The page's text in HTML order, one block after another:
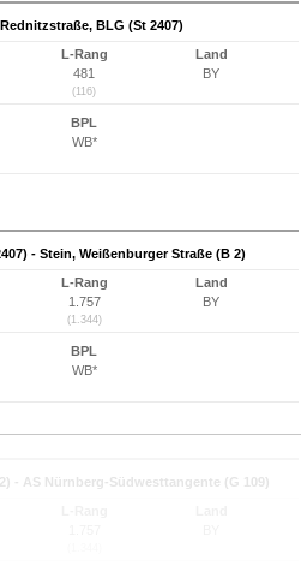
BLG (St 2407)
L-Rang
481
(116)
Land
BY
BPL
WB*
- Stein, Weißenburger Straße (B 2)
L-Rang
1.757
(1.344)
Land
BY
BPL
WB*
- AS Nürnberg-Südwesttangente (G 109)